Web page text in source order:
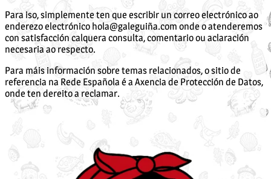
Para iso, simplemente ten que escribir un correo electrónico ao
enderezo electrónico hola@galeguiña.com onde o atenderemos
con satisfacción calquera consulta, comentario ou aclaración
necesaria ao respecto.
Para máis información sobre temas relacionados, o sitio de
referencia na Rede Española é a Axencia de Protección de Datos,
onde ten dereito a reclamar.